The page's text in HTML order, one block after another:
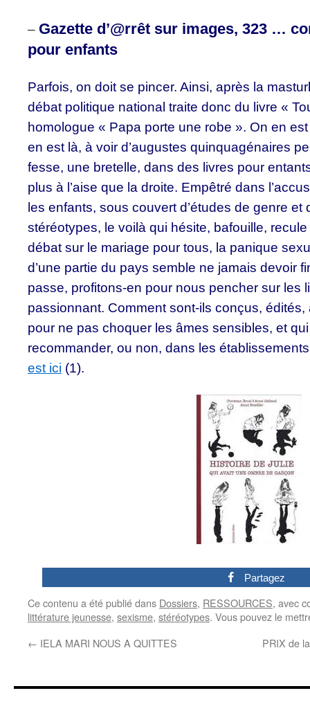
– Gazette d’@rrêt sur images, 323 …
pour enfants
Parfois, on doit se pincer. Ainsi, après la
débat politique national traite donc du livre «
homologue « Papa porte une robe ». On en
en est là, à voir d’augustes quinquagénaires
fesse, une bretelle, dans des livres pour
plus à l’aise que la droite. Empêtré dans
les enfants, sous couvert d’études de genre et
stéréotypes, le voilà qui hésite, bafouille,
débat sur le mariage pour tous, la panique
d’une partie du pays semble ne jamais devoir
passe, profitons-en pour nous pencher sur les
passionnant. Comment sont-ils conçus,
pour ne pas choquer les âmes sensibles, et
recommander, ou non, dans les
est ici (1).
Partagez
Ce contenu a été publié dans Dossiers, RESSOURCES, avec
littérature jeunesse, sexisme, stéréotypes. Vous pouvez le
← IELA MARI NOUS A QUITTES PRIX de